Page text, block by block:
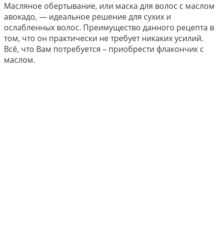
Масляное обертывание, или маска для волос с маслом
авокадо, — идеальное решение для сухих и
ослабленных волос. Преимущество данного рецепта в
том, что он практически не требует никаких усилий.
Всё, что Вам потребуется – приобрести флакончик с
маслом.